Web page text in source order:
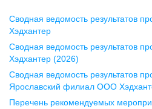
Воронеж
ул. Комиссаржевской, д. 10,
офис 1212
+7 473 280-05-05
pr@vrn.hh.ru
Сводная ведомость результатов
Хэдхантер
Сводная ведомость результатов
Хэдхантер (2026)
Сводная ведомость результатов
Ярославский филиал ООО
Перечень рекомендуемых